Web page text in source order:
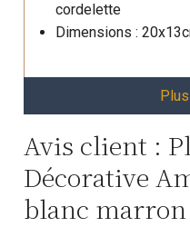
cordelette
Dimensions :
Avis client :
Décorative
blanc marron